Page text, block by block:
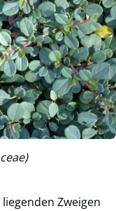
Zweigen